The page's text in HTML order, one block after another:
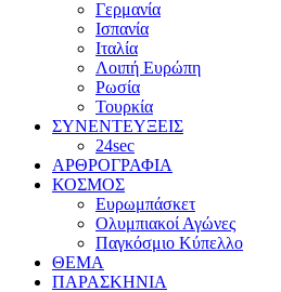
Γερμανία
Ισπανία
Ιταλία
Λοιπή Ευρώπη
Ρωσία
Τουρκία
ΣΥΝΕΝΤΕΥΞΕΙΣ
24sec
ΑΡΘΡΟΓΡΑΦΙΑ
ΚΟΣΜΟΣ
Ευρωμπάσκετ
Ολυμπιακοί Αγώνες
Παγκόσμιο Κύπελλο
ΘΕΜΑ
ΠΑΡΑΣΚΗΝΙΑ